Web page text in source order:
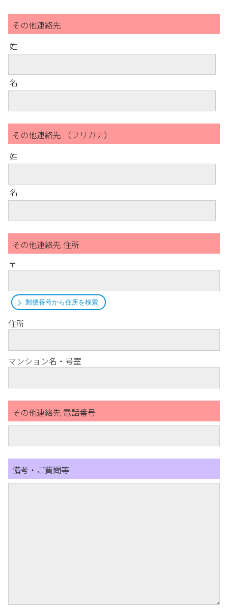
その他連絡先
姓
名
その他連絡先 （フリガナ）
姓
名
その他連絡先 住所
〒
郵便番号から住所を検索
住所
マンション名・号室
その他連絡先 電話番号
備考・ご質問等